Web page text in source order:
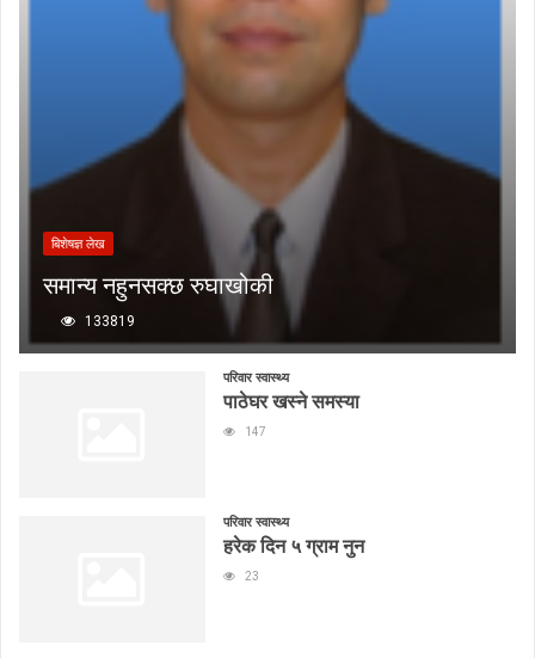
बिशेषज्ञ लेख
समान्य नहुनसक्छ रुघाखोकी
133819
परिवार स्वास्थ्य
पाठेघर खस्ने समस्या
147
परिवार स्वास्थ्य
हरेक दिन ५ ग्राम नुन
23